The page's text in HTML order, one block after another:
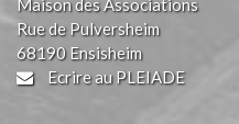
Maison des Associations
Rue de Pulversheim
68190 Ensisheim
Ecrire au PLEIADE